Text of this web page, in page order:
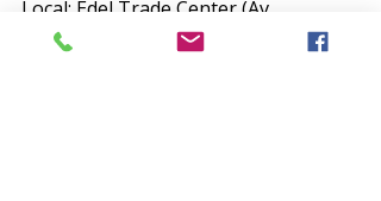
Local: Edel Trade Center (Av.
Loureiro da Silva, nº 200 - Porto